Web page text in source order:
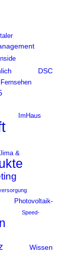
DSC
Fernsehen
ImHaus
&
Photovoltaik-
Speed-
Wissen